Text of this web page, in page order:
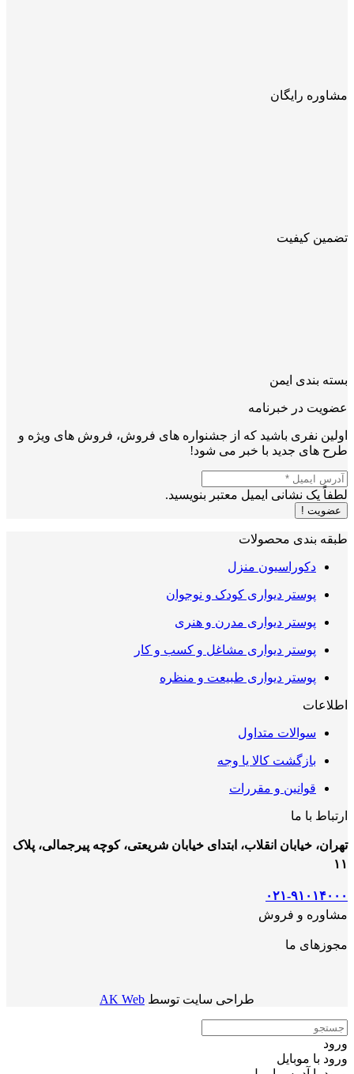
مشاوره رایگان
تضمین کیفیت
بسته بندی ایمن
عضویت در خبرنامه
اولین نفری باشید که از جشنواره های فروش، فروش های ویژه و
طرح های جدید با خبر می شود!
لطفاً یک نشانی ایمیل معتبر بنویسید.
عضویت !
طبقه بندی محصولات
دکوراسیون منزل
پوستر دیواری کودک و نوجوان
پوستر دیواری مدرن و هنری
پوستر دیواری مشاغل و کسب و کار
پوستر دیواری طبیعت و منظره
اطلاعات
سوالات متداول
بازگشت کالا یا وجه
قوانین و مقررات
ارتباط با ما
تهران، خیابان انقلاب، ابتدای خیابان شریعتی، کوچه پیرجمالی، پلاک
۱۱
۰۲۱-۹۱۰۱۴۰۰۰
مشاوره و فروش
مجوزهای ما
طراحی سایت توسط AK Web
ورود
ورود با موبایل